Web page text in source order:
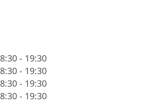
- 19:30
- 19:30
- 19:30
- 19:30